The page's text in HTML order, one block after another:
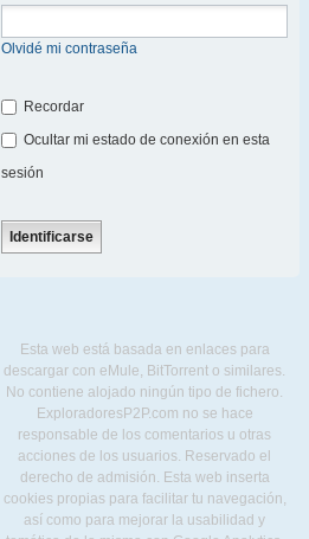
Olvidé mi contraseña
Recordar
Ocultar mi estado de conexión en esta
sesión
Esta web está basada en enlaces para
descargar con eMule, BitTorrent o similares.
No contiene alojado ningún tipo de fichero.
ExploradoresP2P.com no se hace
responsable de los comentarios u otras
acciones de los usuarios. Reservado el
derecho de admisión. Esta web inserta
cookies propias para facilitar tu navegación,
así como para mejorar la usabilidad y